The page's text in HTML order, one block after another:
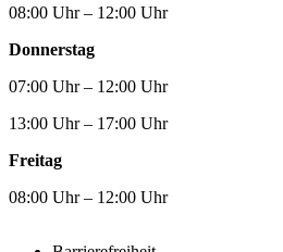
08:00 Uhr – 12:00 Uhr
Donnerstag
07:00 Uhr – 12:00 Uhr
13:00 Uhr – 17:00 Uhr
Freitag
08:00 Uhr – 12:00 Uhr